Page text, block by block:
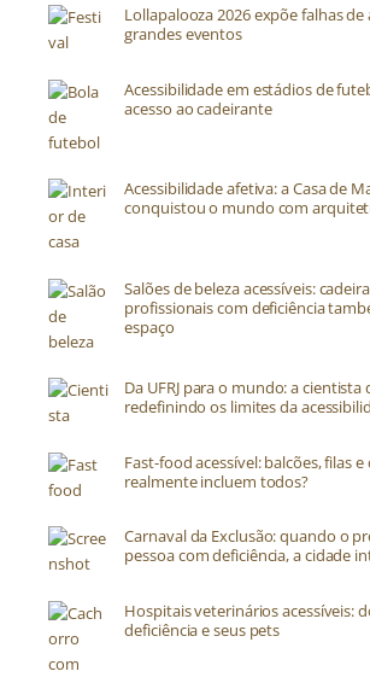
Lollapalooza 2026 expõe falhas de
grandes eventos
Acessibilidade em estádios de
acesso ao cadeirante
Acessibilidade afetiva: a Casa de
conquistou o mundo com
Salões de beleza acessíveis:
profissionais com deficiência
espaço
Da UFRJ para o mundo: a cientista
redefinindo os limites da
Fast-food acessível: balcões, filas
realmente incluem todos?
Carnaval da Exclusão: quando o
pessoa com deficiência, a cidade
Hospitais veterinários acessíveis:
deficiência e seus pets